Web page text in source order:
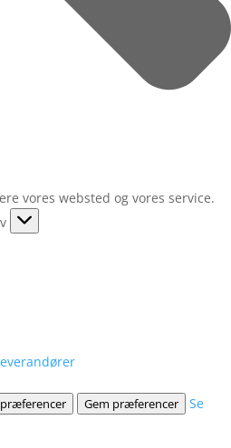
vores websted og vores service.
præferencer Gem præferencer
Se